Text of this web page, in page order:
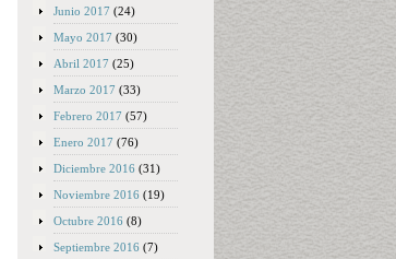
Junio 2017 (24)
Mayo 2017 (30)
Abril 2017 (25)
Marzo 2017 (33)
Febrero 2017 (57)
Enero 2017 (76)
Diciembre 2016 (31)
Noviembre 2016 (19)
Octubre 2016 (8)
Septiembre 2016 (7)